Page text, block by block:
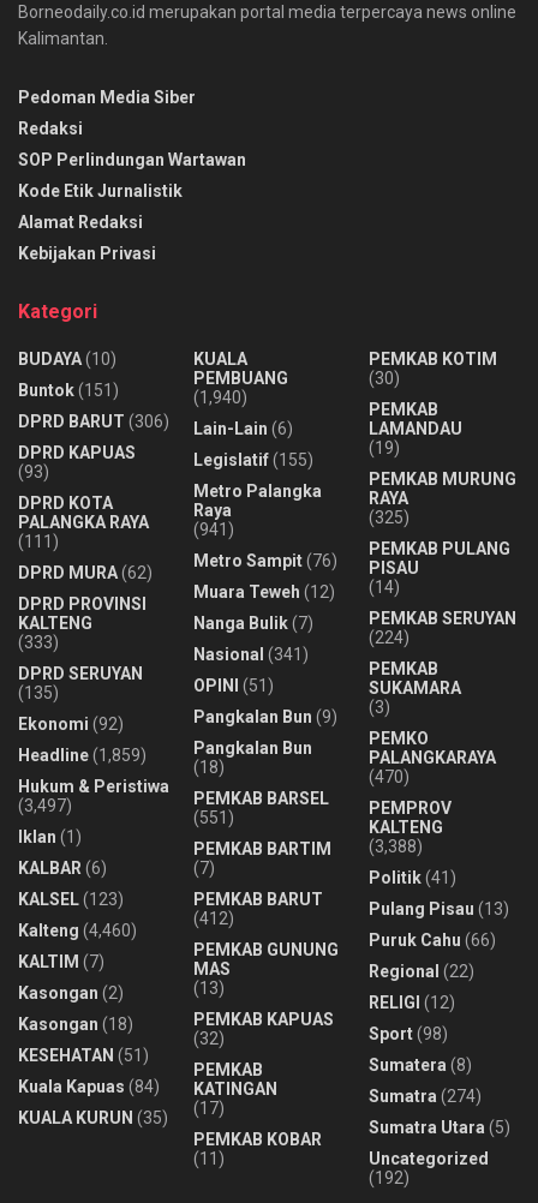
Borneodaily.co.id merupakan portal media terpercaya news online
Kalimantan.
Pedoman Media Siber
Redaksi
SOP Perlindungan Wartawan
Kode Etik Jurnalistik
Alamat Redaksi
Kebijakan Privasi
Kategori
BUDAYA(10)
Buntok(151)
DPRD BARUT (306)
DPRD KAPUAS
(93)
DPRD KOTA
PALANGKA RAYA
(111)
DPRD MURA(62)
DPRD PROVINSI
KALTENG
(333)
DPRD SERUYAN
(135)
Ekonomi (92)
Headline(1,859)
Hukum & Peristiwa
(3,497)
Iklan (1)
KALBAR (6)
KALSEL(123)
Kalteng (4,460)
KALTIM (7)
Kasongan (2)
Kasongan (18)
KESEHATAN (51)
Kuala Kapuas (84)
KUALA KURUN (35)
KUALA
PEMBUANG
(1,940)
Lain-Lain (6)
Legislatif(155)
Metro Palangka
Raya
(941)
Metro Sampit(76)
Muara Teweh (12)
Nanga Bulik(7)
Nasional (341)
OPINI
(51)
Pangkalan Bun (9)
Pangkalan Bun
(18)
PEMKAB BARSEL
(551)
PEMKAB BARTIM
(7)
PEMKAB BARUT
(412)
PEMKAB GUNUNG
MAS
(13)
PEMKAB KAPUAS
(32)
PEMKAB
KATINGAN
(17)
PEMKAB KOBAR
(11)
PEMKAB KOTIM
(30)
PEMKAB
LAMANDAU
(19)
PEMKAB MURUNG
RAYA
(325)
PEMKAB PULANG
PISAU
(14)
PEMKAB SERUYAN
(224)
PEMKAB
SUKAMARA
(3)
PEMKO
PALANGKARAYA
(470)
PEMPROV
KALTENG
(3,388)
Politik(41)
Pulang Pisau (13)
Puruk Cahu (66)
Regional (22)
RELIGI (12)
Sport(98)
Sumatera (8)
Sumatra (274)
Sumatra Utara (5)
Uncategorized
(192)